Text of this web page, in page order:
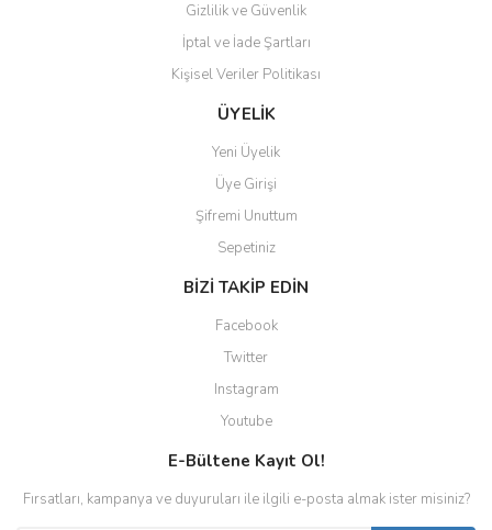
Gizlilik ve Güvenlik
İptal ve İade Şartları
Kişisel Veriler Politikası
ÜYELİK
Yeni Üyelik
Üye Girişi
Şifremi Unuttum
Sepetiniz
BİZİ TAKİP EDİN
Facebook
Twitter
Instagram
Youtube
E-Bültene Kayıt Ol!
Fırsatları, kampanya ve duyuruları ile ilgili e-posta almak ister misiniz?